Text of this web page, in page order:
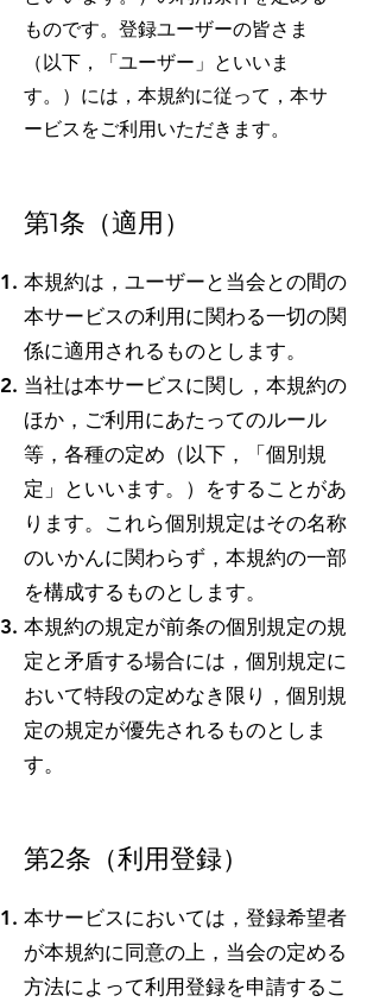
ものです。登録ユーザーの皆さま
（以下，「ユーザー」といいま
す。）には，本規約に従って，本サ
ービスをご利用いただきます。
第1条（適用）
本規約は，ユーザーと当会との間の
本サービスの利用に関わる一切の関
係に適用されるものとします。
当社は本サービスに関し，本規約の
ほか，ご利用にあたってのルール
等，各種の定め（以下，「個別規
定」といいます。）をすることがあ
ります。これら個別規定はその名称
のいかんに関わらず，本規約の一部
を構成するものとします。
本規約の規定が前条の個別規定の規
定と矛盾する場合には，個別規定に
おいて特段の定めなき限り，個別規
定の規定が優先されるものとしま
す。
第2条（利用登録）
本サービスにおいては，登録希望者
が本規約に同意の上，当会の定める
方法によって利用登録を申請するこ